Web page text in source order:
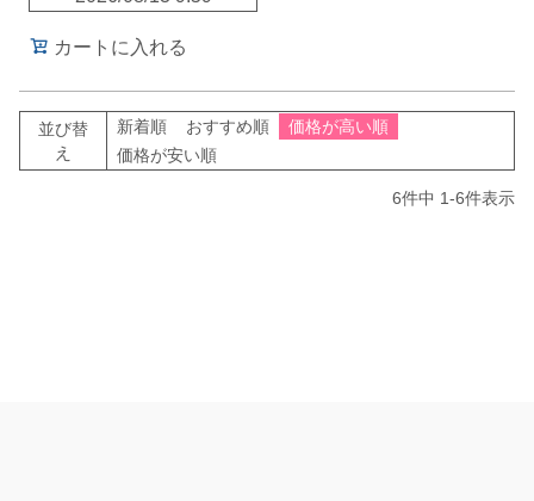
カートに入れる
並び替
え
新着順 おすすめ順
価格が高い順
価格が安い順
6件中 1-6件表示